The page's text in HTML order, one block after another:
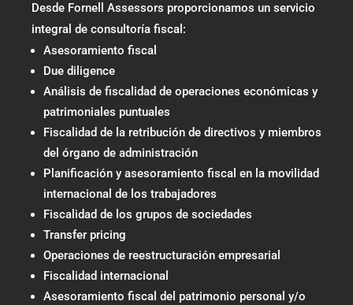
Desde Fornell Assessors proporcionamos un servicio
integral de consultoría fiscal:
Asesoramiento fiscal
Due diligence
Análisis de fiscalidad de operaciones económicas y
patrimoniales puntuales
Fiscalidad de la retribución de directivos y miembros
del órgano de administración
Planificación y asesoramiento fiscal en la movilidad
internacional de los trabajadores
Fiscalidad de los grupos de sociedades
Transfer pricing
Operaciones de reestructuración empresarial
Fiscalidad internacional
Asesoramiento fiscal del patrimonio personal y/o